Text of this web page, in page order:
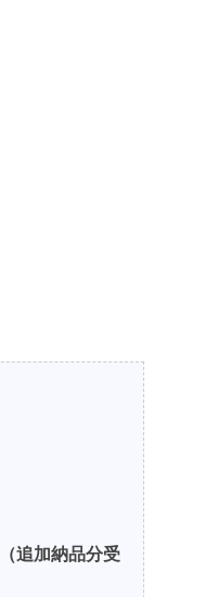
（追加納品分受